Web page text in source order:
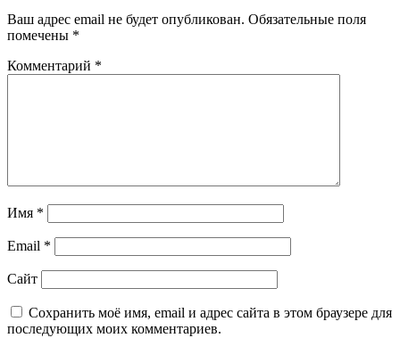
Ваш адрес email не будет опубликован. Обязательные поля
помечены *
Комментарий *
Имя *
Email *
Сайт
Сохранить моё имя, email и адрес сайта в этом браузере для
последующих моих комментариев.